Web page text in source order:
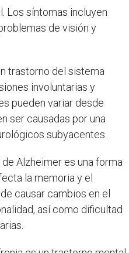
Los síntomas incluyen
de visión y
trastorno del sistema
involuntarias y
pueden variar desde
ser causadas por una
subyacentes.
Alzheimer es una forma
la memoria y el
causar cambios en el
así como dificultad